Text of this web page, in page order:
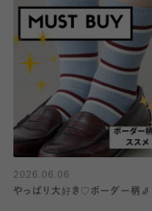
2026.06.06
やっぱり大好き♡ボーダー柄🧦